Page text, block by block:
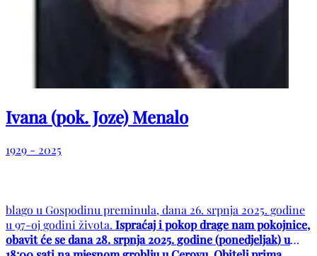
Ivana (pok. Joze) Menalo
1929 - 2025
blago u Gospodinu preminula, dana 26. srpnja 2025. godine
u 97-oj godini života. Ispraćaj i pokop drage nam pokojnice,
obavit će se dana 28. srpnja 2025. godine (ponedjeljak) u